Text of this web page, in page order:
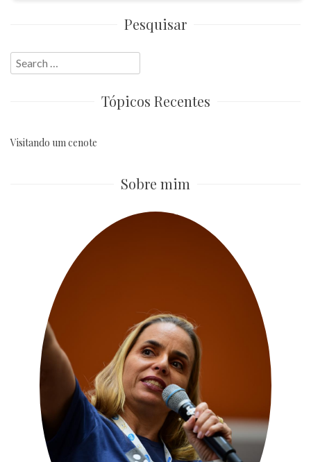
Pesquisar
Search
for:
Tópicos Recentes
Visitando um cenote
Sobre mim